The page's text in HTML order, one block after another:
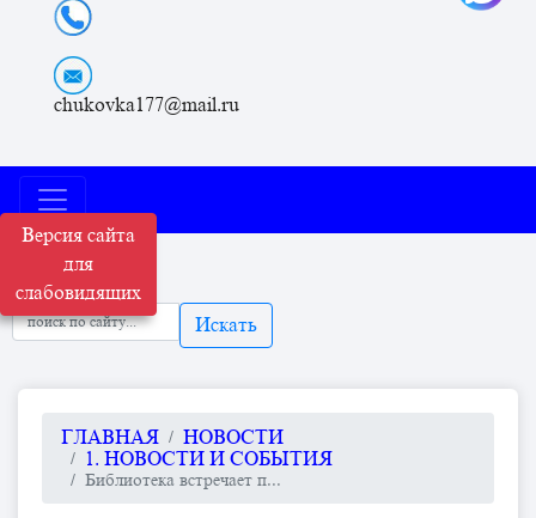
Версия сайта
для
слабовидящих
chukovka177@mail.ru
Искать
ГЛАВНАЯ
НОВОСТИ
1. НОВОСТИ И СОБЫТИЯ
Библиотека встречает п...